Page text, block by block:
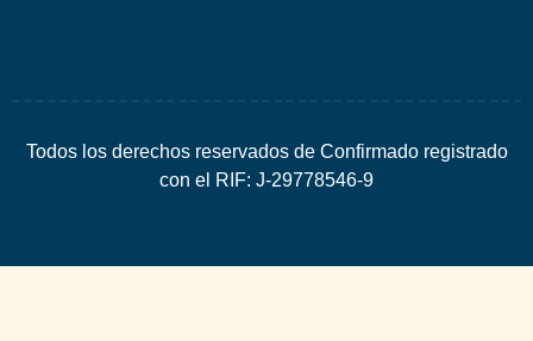
Todos los derechos reservados de Confirmado registrado
con el RIF: J-29778546-9